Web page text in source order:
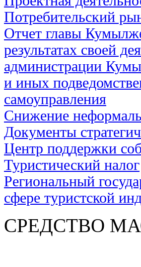
Потребительский
Отчет главы
результатах своей
администрации
и иных
самоуправления
Снижение
Документы
Центр поддержки
Туристический налог
Региональный
сфере туристской